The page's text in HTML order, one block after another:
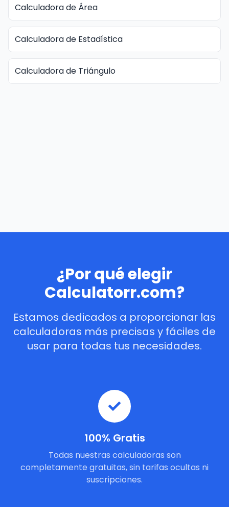
Calculadora de Área
Calculadora de Estadística
Calculadora de Triángulo
¿Por qué elegir
Calculatorr.com?
Estamos dedicados a proporcionar las
calculadoras más precisas y fáciles de
usar para todas tus necesidades.
100% Gratis
Todas nuestras calculadoras son
completamente gratuitas, sin tarifas ocultas ni
suscripciones.